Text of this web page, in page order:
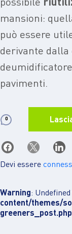
mansioni:
può essere
derivante dalla
pavimenti.
0
Devi essere
Warning:
content/themes/
greeners_post.php